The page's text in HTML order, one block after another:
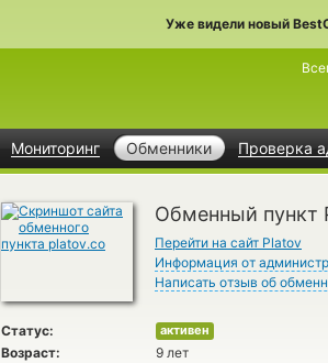
Уже видели новый
Мониторинг Обменники Проверка
Обменный пункт
Перейти на сайт Platov
Информация от
Написать отзыв об
Статус: активен
Возраст: 9 лет